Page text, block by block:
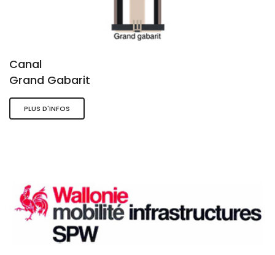
Canal
Grand Gabarit
PLUS D'INFOS